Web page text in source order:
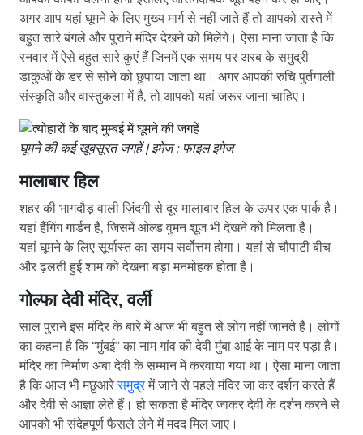
अगर आप यहां घूमने के लिए मुख्य मार्ग से नहीं जाते हैं तो आपको रास्ते में
बहुत सारे बंगले और पुराने मंदिर देखने को मिलेंगे। ऐसा माना जाता है कि
रनवार में ऐसे बहुत सारे कुएं हैं जिनमें एक समय पर अरब के समुद्री
डाकुओं के डर से सोने को छुपाया जाता था। अगर आपकी रुचि पुर्तगाली
संस्कृति और वास्तुकला में है, तो आपको यहां जरूर जाना चाहिए।
घूमने की कई खूबसूरत जगहें | इमेज : फाइल इमेज
मालाबार हिल
शहर की भागदौड़ वाली ज़िंदगी से दूर मालाबार हिल के ऊपर एक पार्क है।
यहां हैंगिंग गार्डन है, जिसमें ओल्ड वुमन शूज भी देखने को मिलता है।
यहां घूमने के लिए सूर्यास्त का समय सर्वोत्तम होगा। यहां से चौपाटी बीच
और ढ़लती हुई शाम को देखना बड़ा मनमोहक होता है।
गोल्फा देवी मंदिर, वर्ली
साल पुराने इस मंदिर के बारे में आज भी बहुत से लोग नहीं जानते हैं। लोगों
का कहना है कि “मुंबई” का नाम गांव की देवी मुंबा आई के नाम पर पड़ा है।
मंदिर का निर्माण अंबा देवी के सम्मान में करवाया गया था। ऐसा माना जाता
है कि आज भी मछुआरेसमुद्रमें जाने से पहले मंदिर जा कर दर्शन करते हैं
और देवी से आज्ञा लेते हैं। हो सकता है मंदिर जाकर देवी के दर्शन करने से
आपको भी संदेहपूर्ण फैसले लेने में मदद मिल जाए।